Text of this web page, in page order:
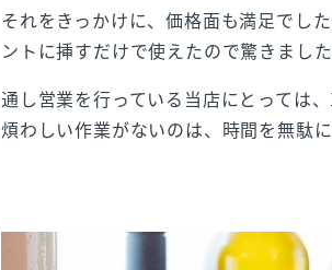
それをきっかけに、価格面も満足でし
ントに挿すだけで使えたので驚きました
通し営業を行っている当店にとっては
煩わしい作業がないのは、時間を無駄